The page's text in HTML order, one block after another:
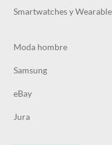
Smartwatches y
Moda hombre
Samsung
eBay
Jura